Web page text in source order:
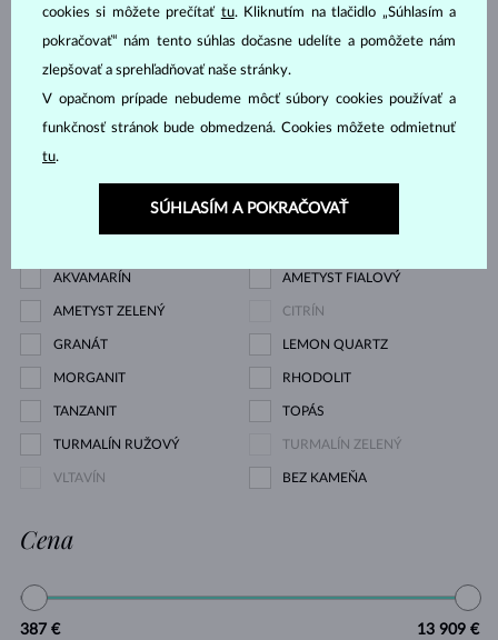
DIAMANT DIAMANT LAB GROWN
DIAMANT LAB GROWN
MODRÝ
DIAMANT LAB GROWN
RŮŽOVÝ
DIAMANT ČIERNY DIAMANT CHAMPAGNE
SMARAGD
AKVAMARÍN AMETYST FIALOVÝ
AMETYST ZELENÝ CITRÍN
GRANÁT LEMON QUARTZ
MORGANIT RHODOLIT
TANZANIT TOPÁS
TURMALÍN RUŽOVÝ TURMALÍN ZELENÝ
VLTAVÍN BEZ KAMEŇA
Cena
387 € 13 909 €
cookies si môžete prečítať tu. Kliknutím na tlačidlo „Súhlasím a
pokračovať“ nám tento súhlas dočasne udelíte a pomôžete nám
zlepšovať a sprehľadňovať naše stránky.
V opačnom prípade nebudeme môcť súbory cookies používať a
funkčnosť stránok bude obmedzená. Cookies môžete odmietnuť
tu.
SÚHLASÍM A POKRAČOVAŤ